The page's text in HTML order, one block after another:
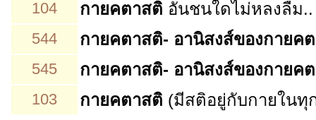
104 กายคตาสติ อันชนใดไม่หลงลืม
544 กายคตาสติ- อานิสงส์ของกายค
545 กายคตาสติ- อานิสงส์ของกายค
103 กายคตาสติ (มีสติอยู่กับกายในทุ